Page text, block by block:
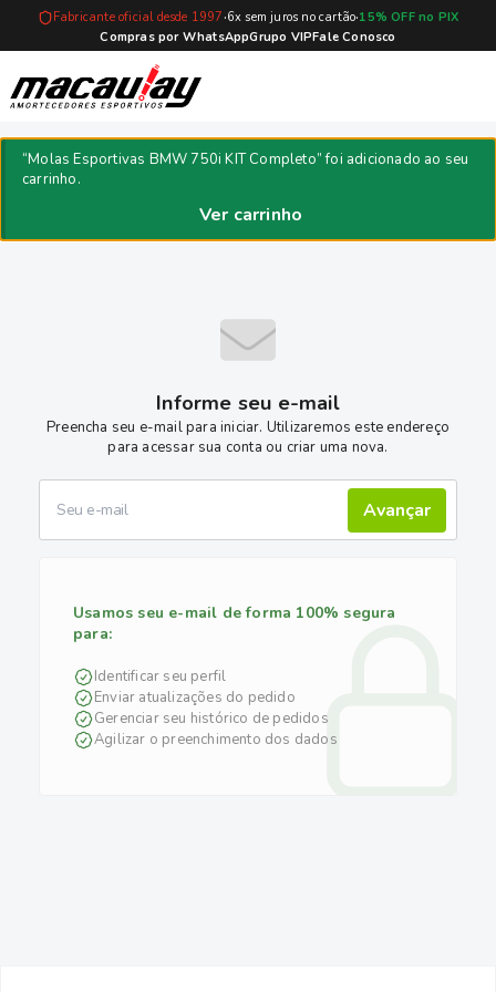
Fabricante oficial desde 1997 ·6x sem juros no cartão·15% OFF no PIX
Compras por WhatsAppGrupo VIPFale Conosco
“Molas Esportivas BMW 750i KIT Completo” foi adicionado ao seu
carrinho.
Ver carrinho
Informe seu e-mail
Preencha seu e-mail para iniciar. Utilizaremos este endereço
para acessar sua conta ou criar uma nova.
Avançar
Usamos seu e-mail de forma 100% segura
para:
Identificar seu perfil
Enviar atualizações do pedido
Gerenciar seu histórico de pedidos
Agilizar o preenchimento dos dados